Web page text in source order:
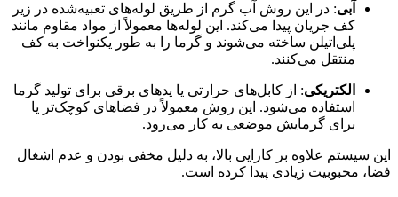
آبی: در این روش آب گرم از طریق لوله‌های تعبیه‌شده در زیر
کف جریان پیدا می‌کند. این لوله‌ها معمولاً از مواد مقاوم مانند
پلی‌اتیلن ساخته می‌شوند و گرما را به طور یکنواخت به کف
منتقل می‌کنند.
الکتریکی: از کابل‌های حرارتی یا پدهای برقی برای تولید گرما
استفاده می‌شود. این روش معمولاً در فضاهای کوچک‌تر یا
برای گرمایش موضعی به کار می‌رود.
این سیستم علاوه بر کارایی بالا، به دلیل مخفی بودن و عدم اشغال
فضا، محبوبیت زیادی پیدا کرده است.